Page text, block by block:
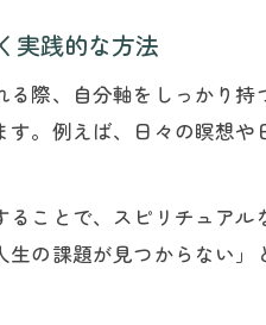
スピリチュ
依存しない
自分で選
スピリチ
実践的な方法
る際、自分軸をしっかり
。例えば、日々の瞑想
ることで、スピリチュア
生の課題が見つからない